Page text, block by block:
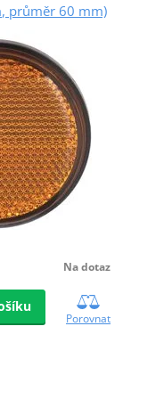
průměr 60 mm)
Na dotaz
Porovnat